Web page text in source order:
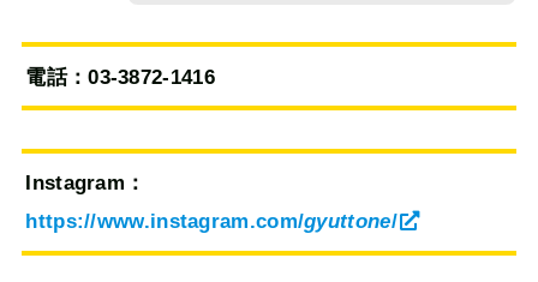
電話：03-3872-1416
Instagram：
https://www.instagram.com/gyuttone/